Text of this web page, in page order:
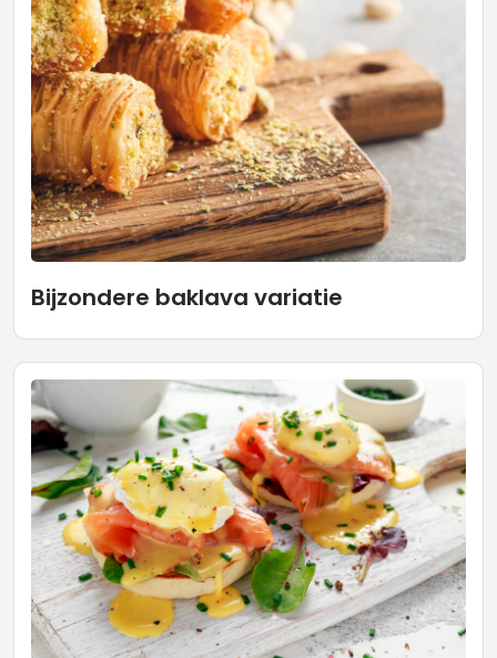
Bijzondere baklava variatie